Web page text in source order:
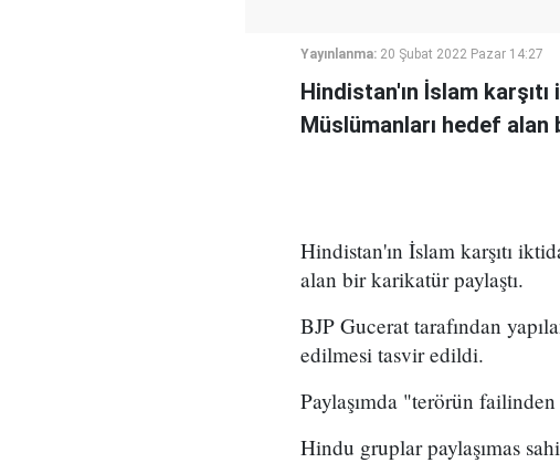
Yayınlanma: 20 Şubat 2022 Pazar 14:27
Hindistan'ın İslam
Müslümanları hedef
Hindistan'ın İslam karşıtı
alan bir karikatür paylaştı.
BJP Gucerat tarafından
edilmesi tasvir edildi.
Paylaşımda "terörün
Hindu gruplar paylaşımas